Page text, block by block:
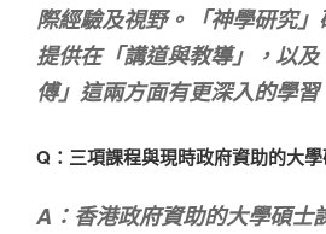
際經驗及視野。「神學研究
提供在「講道與教導」，以
傅」這兩方面有更深入的學習
Q：三項課程與現時政府資助的大
A：香港政府資助的大學碩士